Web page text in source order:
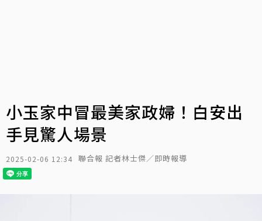
小玉家中冒最美家政婦！白安出
手見驚人場景
2025-02-06 12:34 聯合報 記者林士傑／即時報導